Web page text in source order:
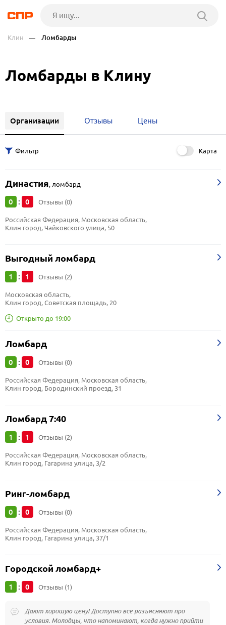
Клин — Ломбарды
Ломбарды в Клину
Организации Отзывы Цены
Карта
Династия,ломбард
0 : 0 Отзывы (0)
Российская Федерация, Московская область,
Клин город, Чайковского улица, 50
Выгодный ломбард
1 : 1 Отзывы (2)
Открыто до 19:00
Московская область,
Клин город, Советская площадь, 20
Ломбард
0 : 0 Отзывы (0)
Российская Федерация, Московская область,
Клин город, Бородинский проезд, 31
Ломбард 7:40
1 : 1 Отзывы (2)
Российская Федерация, Московская область,
Клин город, Гагарина улица, 3/2
Ринг-ломбард
0 : 0 Отзывы (0)
Российская Федерация, Московская область,
Клин город, Гагарина улица, 37/1
Городской ломбард+
1 : 0 Отзывы (1)
Дают хорошую цену! Доступно все разъясняют про
условия. Молодцы, что напоминают, когда нужно прийти